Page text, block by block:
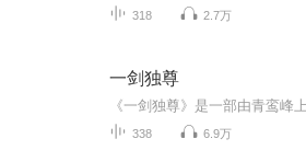
318 2.7万
一剑独尊
338 6.9万